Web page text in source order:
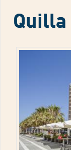
Quilla